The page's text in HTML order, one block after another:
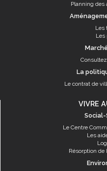
Planning des
Les
Les
La
Le contrat de
VIVRE
Le Centre
Les
Résorption de